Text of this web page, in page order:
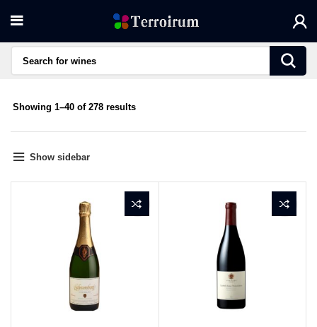
Showing 1–40 of 278 resultsSorted
Show sidebar